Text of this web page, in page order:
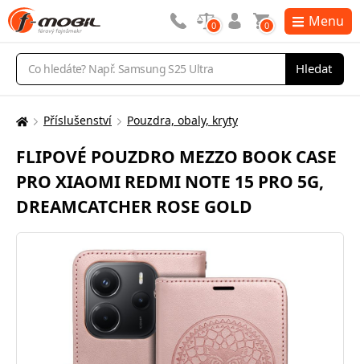
Vyhledávání
Hledat
0 0 Menu
Zde
nacházíte:
Příslušenství Pouzdra, obaly, kryty
FLIPOVÉ POUZDRO MEZZO BOOK CASE
PRO XIAOMI REDMI NOTE 15 PRO 5G,
DREAMCATCHER ROSE GOLD